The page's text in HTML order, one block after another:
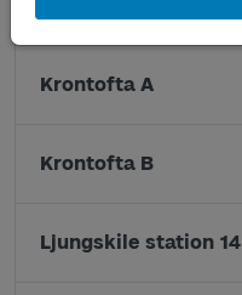
Krontofta A
Krontofta B
Ljungskile station 14